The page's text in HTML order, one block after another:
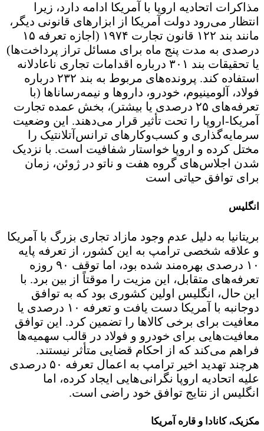
مذاکرات اتحادیه اروپا با آمریکا ادامه دارد، زیرا
انتظار می‌رود دولت آمریکا از ابزارهای قانونی دیگر،
مانند بند ۱۲۲ قانون تجارت ۱۹۷۴ (اجازه تعرفه ۱۵
درصدی به مدت پنج ماه برای مسائل تراز پرداخت‌ها)
یا تحقیقات بند ۳۰۱ درباره اقدامات تجاری ناعادلانه
استفاده کند. پرونده‌های مربوط به بند ۲۳۲ درباره
فولاد، آلومینیوم، خودرو، داروها و نیمه‌رساناها (با
تعرفه‌های ۲۵ درصدی یا بیشتر)، بخش عمده تجارت
آمریکا-اروپا را تحت تأثیر قرار می‌دهند. این وضعیت
سرمایه‌گذاری و کسب‌وکارهای ترانس‌آتلانتیک را
مختل کرده و اروپا خواستار شفافیت است. با نزدیک
شدن اجلاس‌های گروه هفت و ناتو در ژوئن، زمان
برای توافق حیاتی است
انگلیس
بریتانیا به دلیل عدم وجود مازاد تجاری بزرگ با آمریکا
و علاقه شخصی ترامپ به این کشور، از تعرفه پایه
۱۰ درصدی بهره‌مند شده بود، اما توقف ۹۰ روزه
تعرفه‌های متقابل، این مزیت را موقتاً از بین برد. با
این حال، انگلیس اولین کشوری بود که به توافق
دوجانبه با آمریکا دست یافت و تعرفه ۱۰ درصدی یا
معافیت برای برخی کالاها را تضمین کرد. این توافق
معافیت‌هایی برای خودرو و فولاد در قالب سهمیه‌ها
فراهم می‌کند که از احکام قضایی متأثر نیستند.
هرچند تهدید اخیر ترامپ به اعمال تعرفه ۵۰ درصدی
علیه اتحادیه اروپا نگرانی‌هایی ایجاد کرده، اما
انگلیس از نتایج توافق خود راضی است.
مکزیک، کانادا و قاره آمریکا